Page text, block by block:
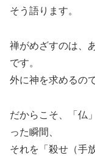
そう語ります。
禅がめざすのは、
です。
外に神を求めるの
だからこそ、「仏
った瞬間、
それを「殺せ（手